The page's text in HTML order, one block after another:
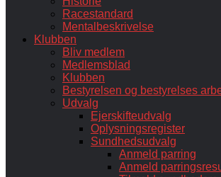
Racestandard
Mentalbeskrivelse
Klubben
Bliv medlem
Medlemsblad
Klubben
Bestyrelsen og bestyrelses
Udvalg
Ejerskifteudvalg
Oplysningsregister
Sundhedsudvalg
Anmeld parring
Anmeld